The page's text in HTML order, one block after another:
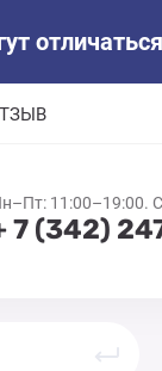
11:00–19:00.
7 (342)